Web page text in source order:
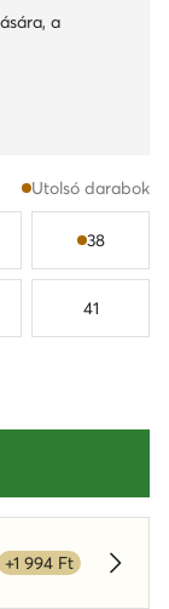
a
Utolsó darabok
38
41
+1 994 Ft